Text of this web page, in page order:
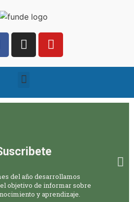
del año desarrollamos
objetivo de informar sobre
y aprendizaje.